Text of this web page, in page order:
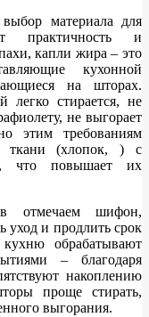
материала для
практичность и
капли жира – это
кухонной
на шторах.
легко стирается, не
не выгорает
этим требованиям
ткани (хлопок, ) с
что повышает их
отмечаем шифон,
уход и продлить срок
обрабатывают
– благодаря
накоплению
проще стирать,
выгорания.